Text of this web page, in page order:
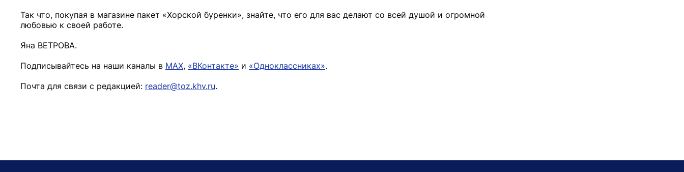
Так что, покупая в магазине пакет «Хорской буренки», знайте, что его для вас делают со всей душой и огромной
любовью к своей работе.
Яна ВЕТРОВА.
Подписывайтесь на наши каналы в MAX, «ВКонтакте» и «Одноклассниках».
Почта для связи с редакцией: reader@toz.khv.ru.